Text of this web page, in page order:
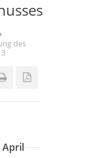
des
April